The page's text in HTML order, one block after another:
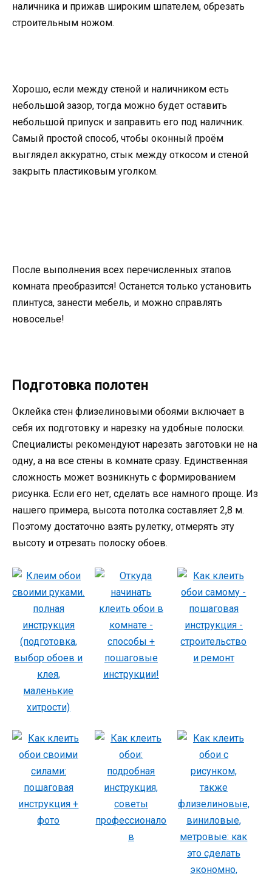
наличника и прижав широким шпателем, обрезать
строительным ножом.
Хорошо, если между стеной и наличником есть
небольшой зазор, тогда можно будет оставить
небольшой припуск и заправить его под наличник.
Самый простой способ, чтобы оконный проём
выглядел аккуратно, стык между откосом и стеной
закрыть пластиковым уголком.
После выполнения всех перечисленных этапов
комната преобразится! Останется только установить
плинтуса, занести мебель, и можно справлять
новоселье!
Подготовка полотен
Оклейка стен флизелиновыми обоями включает в
себя их подготовку и нарезку на удобные полоски.
Специалисты рекомендуют нарезать заготовки не на
одну, а на все стены в комнате сразу. Единственная
сложность может возникнуть с формированием
рисунка. Если его нет, сделать все намного проще. Из
нашего примера, высота потолка составляет 2,8 м.
Поэтому достаточно взять рулетку, отмерять эту
высоту и отрезать полоску обоев.